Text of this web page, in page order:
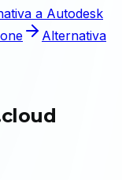
a Autodesk
Alternativa